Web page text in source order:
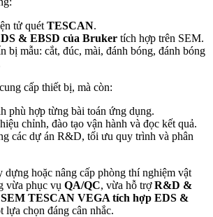
tử quét TESCAN.
& EBSD của Bruker tích hợp trên SEM.
bị mẫu: cắt, đúc, mài, đánh bóng, đánh bóng
cấp thiết bị, mà còn:
phù hợp từng bài toán ứng dụng.
chỉnh, đào tạo vận hành và đọc kết quả.
các dự án R&D, tối ưu quy trình và phân
dựng hoặc nâng cấp phòng thí nghiệm vật
vừa phục vụ QA/QC, vừa hỗ trợR&D &
SEM TESCAN VEGA tích hợp EDS &
lựa chọn đáng cân nhắc.